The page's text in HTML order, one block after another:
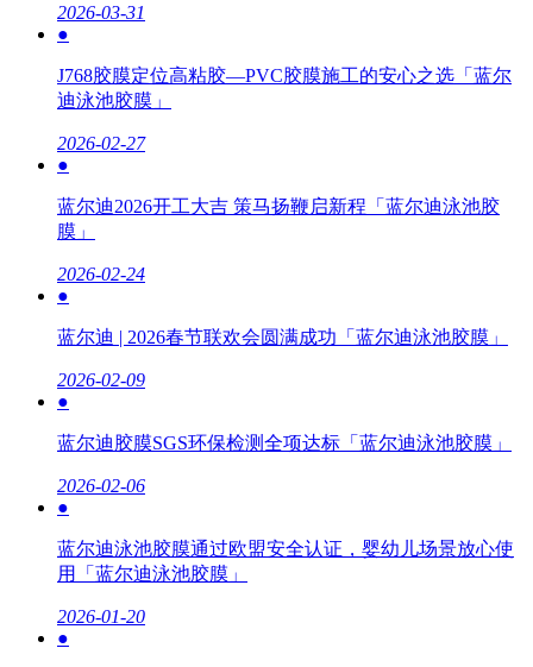
2026-03-31
●
J768胶膜定位高粘胶—PVC胶膜施工的安心之选「蓝尔
迪泳池胶膜」
2026-02-27
●
蓝尔迪2026开工大吉 策马扬鞭启新程「蓝尔迪泳池胶
膜」
2026-02-24
●
蓝尔迪 | 2026春节联欢会圆满成功「蓝尔迪泳池胶膜」
2026-02-09
●
蓝尔迪胶膜SGS环保检测全项达标「蓝尔迪泳池胶膜」
2026-02-06
●
蓝尔迪泳池胶膜通过欧盟安全认证，婴幼儿场景放心使
用「蓝尔迪泳池胶膜」
2026-01-20
●